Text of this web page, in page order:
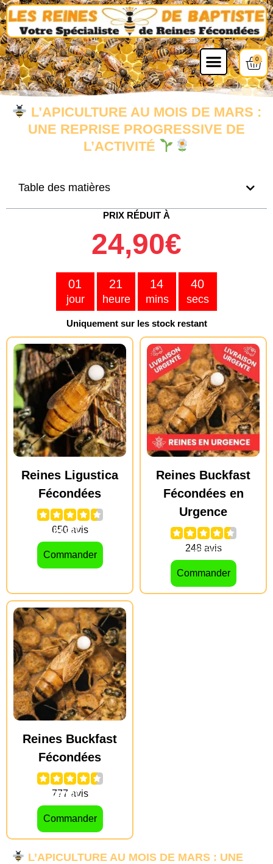
0
L’APICULTURE AU MOIS DE MARS :
UNE REPRISE PROGRESSIVE DE
L’ACTIVITÉ
Table des matières
PRIX RÉDUIT À
24,90€
01
jour
21
heure
14
mins
38
secs
Uniquement sur les stock restant
Reines Ligustica
Fécondées
24.00€–
Commander
Reines Buckfast
Fécondées en
Urgence
–49.90€
Commander
Reines Buckfast
Fécondées
24.90€–
Commander
L’APICULTURE AU MOIS DE MARS : UNE